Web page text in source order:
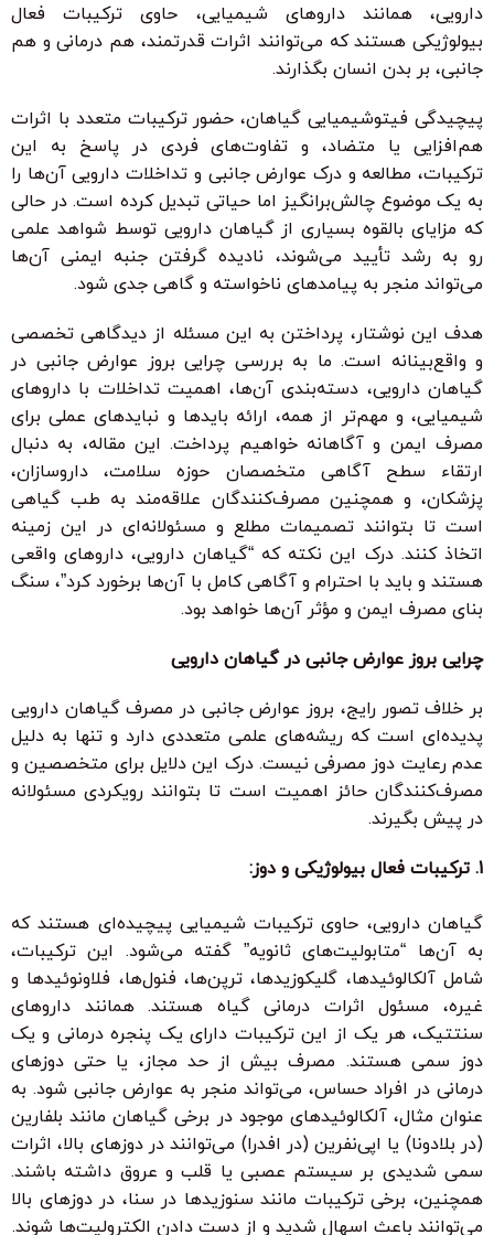
دارویی، همانند داروهای شیمیایی، حاوی ترکیبات فعال
بیولوژیکی هستند که می‌توانند اثرات قدرتمند، هم درمانی و هم
جانبی، بر بدن انسان بگذارند.
پیچیدگی فیتوشیمیایی گیاهان، حضور ترکیبات متعدد با اثرات
هم‌افزایی یا متضاد، و تفاوت‌های فردی در پاسخ به این
ترکیبات، مطالعه و درک عوارض جانبی و تداخلات دارویی آن‌ها را
به یک موضوع چالش‌برانگیز اما حیاتی تبدیل کرده است. در حالی
که مزایای بالقوه بسیاری از گیاهان دارویی توسط شواهد علمی
رو به رشد تأیید می‌شوند، نادیده گرفتن جنبه ایمنی آن‌ها
می‌تواند منجر به پیامدهای ناخواسته و گاهی جدی شود.
هدف این نوشتار، پرداختن به این مسئله از دیدگاهی تخصصی
و واقع‌بینانه است. ما به بررسی چرایی بروز عوارض جانبی در
گیاهان دارویی، دسته‌بندی آن‌ها، اهمیت تداخلات با داروهای
شیمیایی، و مهم‌تر از همه، ارائه بایدها و نبایدهای عملی برای
مصرف ایمن و آگاهانه خواهیم پرداخت. این مقاله، به دنبال
ارتقاء سطح آگاهی متخصصان حوزه سلامت، داروسازان،
پزشکان، و همچنین مصرف‌کنندگان علاقه‌مند به طب گیاهی
است تا بتوانند تصمیمات مطلع و مسئولانه‌ای در این زمینه
اتخاذ کنند. درک این نکته که “گیاهان دارویی، داروهای واقعی
هستند و باید با احترام و آگاهی کامل با آن‌ها برخورد کرد”، سنگ
بنای مصرف ایمن و مؤثر آن‌ها خواهد بود.
چرایی بروز عوارض جانبی در گیاهان دارویی
بر خلاف تصور رایج، بروز عوارض جانبی در مصرف گیاهان دارویی
پدیده‌ای است که ریشه‌های علمی متعددی دارد و تنها به دلیل
عدم رعایت دوز مصرفی نیست. درک این دلایل برای متخصصین و
مصرف‌کنندگان حائز اهمیت است تا بتوانند رویکردی مسئولانه
در پیش بگیرند.
1. ترکیبات فعال بیولوژیکی و دوز:
گیاهان دارویی، حاوی ترکیبات شیمیایی پیچیده‌ای هستند که
به آن‌ها “متابولیت‌های ثانویه” گفته می‌شود. این ترکیبات،
شامل آلکالوئیدها، گلیکوزیدها، ترپن‌ها، فنول‌ها، فلاونوئیدها و
غیره، مسئول اثرات درمانی گیاه هستند. همانند داروهای
سنتتیک، هر یک از این ترکیبات دارای یک پنجره درمانی و یک
دوز سمی هستند. مصرف بیش از حد مجاز، یا حتی دوزهای
درمانی در افراد حساس، می‌تواند منجر به عوارض جانبی شود. به
عنوان مثال، آلکالوئیدهای موجود در برخی گیاهان مانند بلفارین
(در بلادونا) یا اپی‌نفرین (در افدرا) می‌توانند در دوزهای بالا، اثرات
سمی شدیدی بر سیستم عصبی یا قلب و عروق داشته باشند.
همچنین، برخی ترکیبات مانند سنوزیدها در سنا، در دوزهای بالا
می‌توانند باعث اسهال شدید و از دست دادن الکترولیت‌ها شوند.